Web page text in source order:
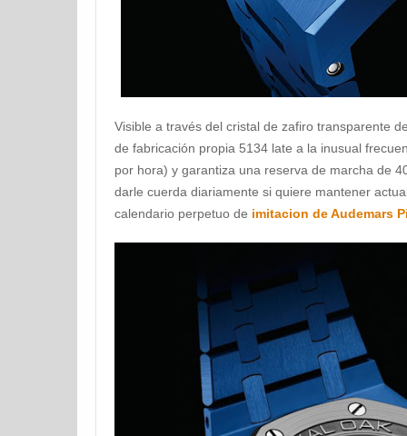
Visible a través del cristal de zafiro transparente
de fabricación propia 5134 late a la inusual
por hora) y garantiza una reserva de marcha de
darle cuerda diariamente si quiere mantener
calendario perpetuo de imitacion de Audemars